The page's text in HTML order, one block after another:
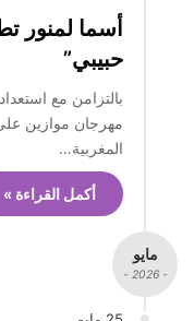
أسما لمنور
حبيبي”
بالتزامن مع
المغربية…
أكمل القراءة »
مايو
- 2026 -